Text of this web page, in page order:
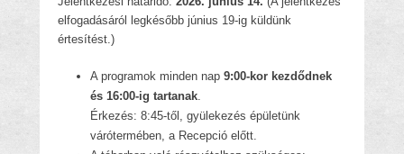
elfogadásáról legkésőbb június 19-ig küldünk
értesítést.)
A programok minden nap 9:00-kor kezdődnek
és 16:00-ig tartanak.
Érkezés: 8:45-től, gyülekezés épületünk
várótermében, a Recepció előtt.